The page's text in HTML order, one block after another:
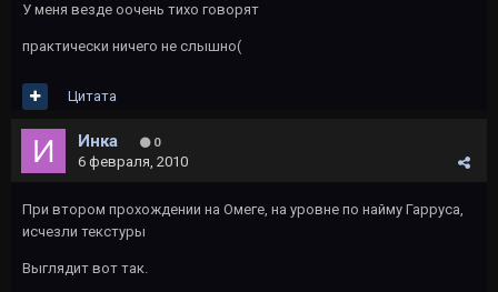
У меня везде оочень тихо говорят
практически ничего не слышно(
Цитата
Инка 0
6 февраля, 2010
При втором прохождении на Омеге, на уровне по найму Гарруса,
исчезли текстуры
Выглядит вот так.